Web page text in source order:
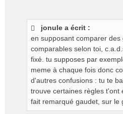
jonule a écrit :
en supposant comparer
comparables selon toi,
fixé. tu supposes par
meme à chaque fois donc
d'autres confusions : tu te
trouve certaines règles t'ont
fait remarqué gaudet, sur le